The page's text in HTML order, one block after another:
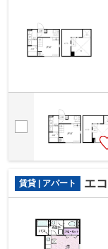
賃貸 | アパート エ